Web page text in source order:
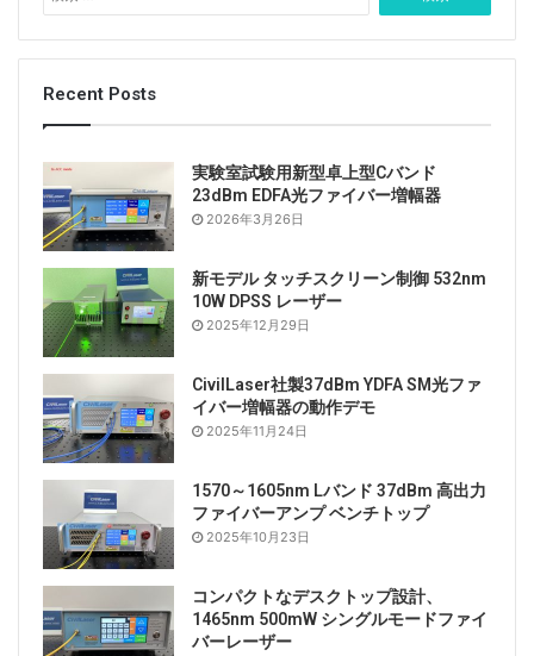
索
:
Recent Posts
実験室試験用新型卓上型Cバンド
23dBm EDFA光ファイバー増幅器
2026年3月26日
新モデル タッチスクリーン制御 532nm
10W DPSS レーザー
2025年12月29日
CivilLaser社製37dBm YDFA SM光ファ
イバー増幅器の動作デモ
2025年11月24日
1570～1605nm Lバンド 37dBm 高出力
ファイバーアンプ ベンチトップ
2025年10月23日
コンパクトなデスクトップ設計、
1465nm 500mW シングルモードファイ
バーレーザー